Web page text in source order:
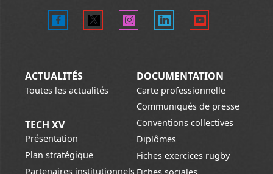
ACTUALITÉS
Toutes les actualités
TECH XV
Présentation
Plan stratégique
Partenaires institutionnels
DOCUMENTATION
Carte professionnelle
Communiqués de presse
Conventions collectives
Diplômes
Fiches exercices rugby
Fiches sociales